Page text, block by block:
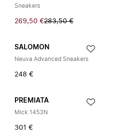
Sneakers
269,50 €283,50 €
SALOMON
Neuva Advanced Sneakers
248 €
PREMIATA
Mick 1453N
301 €